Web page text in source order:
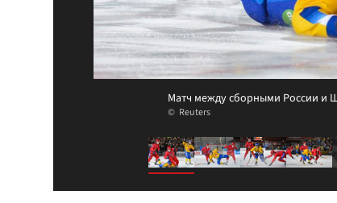
Матч между сборными России и
Reuters